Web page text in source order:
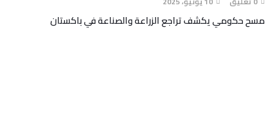
مسح حكومي يكشف تراجع الزراعة والصناعة في باكستان